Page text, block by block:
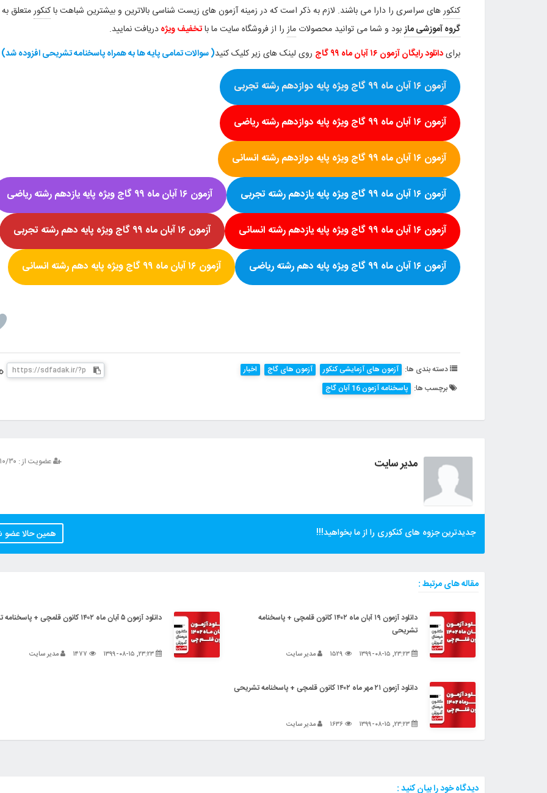
کنکورهای سراسری را دارا می باشند. لازم به ذکر است که در زمینه آزمون های زیست شناسی بالاترین و بیشترین شباهت باکنکورمتعلق به
گروه آموزشی مازبود و شما می توانید محصولات مازرا از فروشگاه سایت ما باتخفیف ویژهدریافت نمایید.
برایدانلود رایگان آزمون ۱۶ آبان ماه ۹۹ گاج روی لینک های زیر کلیک کنید( سوالات تمامی پایه ها به همراه پاسخنامه تشریحی افزوده شد)
آزمون ۱۶ آبان ماه ۹۹ گاج ویژه پایه دوازدهم رشته تجربی
آزمون ۱۶ آبان ماه ۹۹ گاج ویژه پایه دوازدهم رشتهریاضی
آزمون ۱۶ آبان ماه ۹۹ گاج ویژه پایه دوازدهم رشته انسانی
آزمون ۱۶ آبان ماه ۹۹ گاج ویژه پایه یازدهم رشته تجربی آزمون ۱۶ آبان ماه ۹۹ گاج ویژه پایه یازدهم رشتهریاضی
آزمون ۱۶ آبان ماه ۹۹ گاج ویژه پایه یازدهم رشته انسانی آزمون ۱۶ آبان ماه ۹۹ گاج ویژه پایه دهم رشته تجربی
آزمون ۱۶ آبان ماه ۹۹ گاج ویژه پایه دهم رشته ریاضی آزمون ۱۶ آبان ماه ۹۹ گاج ویژه پایه دهم رشته انسانی
دسته بندی ها: آزمون های آزمایشی کنکور آزمون های گاج
اخبار
برچسب ها: پاسخنامه آزمون 16 آبان گاج
عضویت از : ۱۳۹۳/۱۰/۳۰ مدیر سایت
جدیدترین جزوه های کنکوری را از ما بخواهید!!! همین حالا عضو
مقاله های مرتبط :
دانلود آزمون ۱۹ آبان ماه ۱۴۰۲ کانون قلمچی + پاسخنامه
تشریحی
مدیر سایت
دانلود آزمون ۵ آبان ماه ۱۴۰۲ کانون قلمچی + پاسخنامه تشریحی
۲۳:۲۳, ۱۳۹۹-۰۸-۱۵ ۱۴۷۷ مدیر سایت
دانلود آزمون ۲۱ مهر ماه ۱۴۰۲ کانون قلمچی + پاسخنامه تشریحی
مدیر سایت
دیدگاه خود را بیان کنید :